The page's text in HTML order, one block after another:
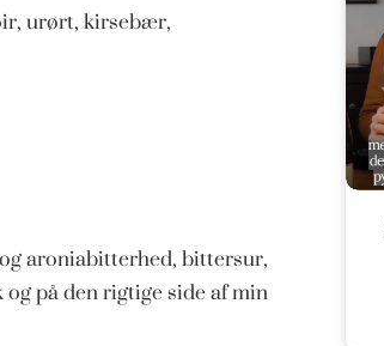
urørt, kirsebær,
aroniabitterhed, bittersur,
på den rigtige side af min